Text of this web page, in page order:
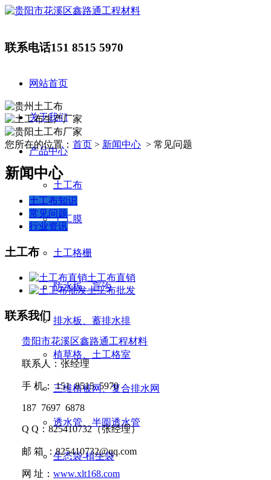
联系电话151 8515 5970
网站首页
关于我们
产品中心
土工布
土工膜
土工格栅
防水板、盲沟
排水板、蓄排水排
植草格、土工格室
三维植被网、复合排水网
透水管、半圆透水管
生态袋-植生袋
您所在的位置： 首页 > 新闻中心 > 常见问题
新闻中心
土工布知识
常见问题
行业资讯
土工布
土工布直销
土工布批发
联系我们
贵阳市花溪区鑫路通工程材料
联系人：张经理
手 机：151 8515 5970
187 7697 6878
Q Q ： 825410732（张经理）
邮 箱 ：825410732@qq.com
网 址： www.xlt168.com